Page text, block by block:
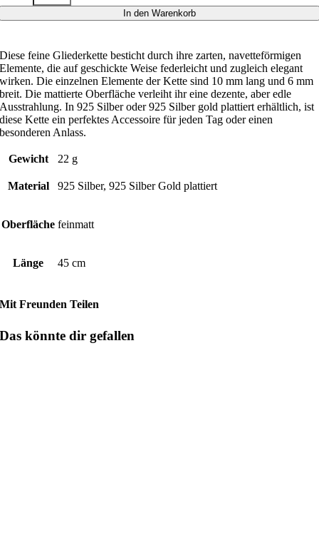
In den Warenkorb
Diese feine Gliederkette besticht durch ihre zarten, navetteförmigen
Elemente, die auf geschickte Weise federleicht und zugleich elegant
wirken. Die einzelnen Elemente der Kette sind 10 mm lang und 6 mm
breit. Die mattierte Oberfläche verleiht ihr eine dezente, aber edle
Ausstrahlung. In 925 Silber oder 925 Silber gold plattiert erhältlich, ist
diese Kette ein perfektes Accessoire für jeden Tag oder einen
besonderen Anlass.
Gewicht 22 g
Material 925 Silber, 925 Silber Gold plattiert
Oberfläche feinmatt
Länge 45 cm
Mit Freunden Teilen
Das könnte dir gefallen